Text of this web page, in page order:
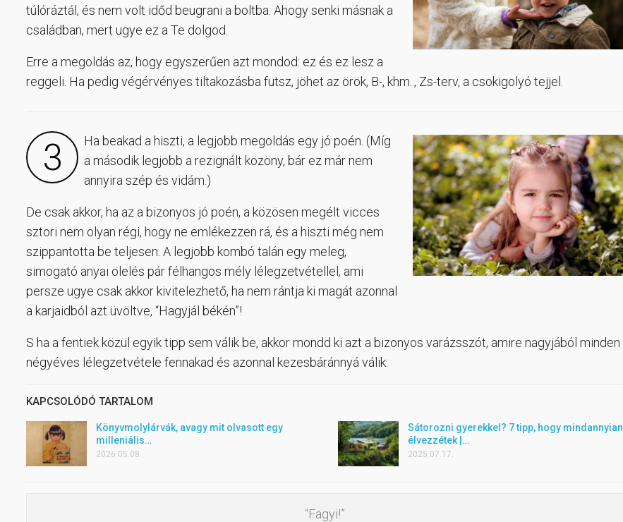
túlóráztál, és nem volt időd beugrani a boltba. Ahogy senki másnak a
családban, mert ugye ez a Te dolgod.
Erre a megoldás az, hogy egyszerűen azt mondod: ez és ez lesz a
reggeli. Ha pedig végérvényes tiltakozásba futsz, jöhet az örök, B-, khm.., Zs-terv, a csokigolyó tejjel.
3
Ha beakad a hiszti, a legjobb megoldás egy jó poén. (Míg
a második legjobb a rezignált közöny, bár ez már nem
annyira szép és vidám.)
De csak akkor, ha az a bizonyos jó poén, a közösen megélt vicces
sztori nem olyan régi, hogy ne emlékezzen rá, és a hiszti még nem
szippantotta be teljesen. A legjobb kombó talán egy meleg,
simogató anyai ölelés pár félhangos mély lélegzetvétellel, ami
persze ugye csak akkor kivitelezhető, ha nem rántja ki magát azonnal
a karjaidból azt üvöltve, “Hagyjál békén”!
S ha a fentiek közül egyik tipp sem válik be, akkor mondd ki azt a bizonyos varázsszót, amire nagyjából minden
négyéves lélegzetvétele fennakad és azonnal kezesbáránnyá válik:
KAPCSOLÓDÓ TARTALOM
Könyvmolylárvák, avagy mit olvasott egy
milleniális…
2026.05.08.
Sátorozni gyerekkel? 7 tipp, hogy mindannyian
élvezzétek |…
2025.07.17.
“Fagyi!”